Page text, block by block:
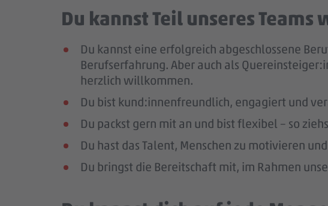
Du kannst Teil unseres Teams
Du kannst eine erfolgreich abgeschlossene
Berufserfahrung. Aber auch als
herzlich willkommen.
Du bist kund:innenfreundlich, engagiert und
Du packst gern mit an und bist flexibel – so
Du hast das Talent, Menschen zu motivieren
Du bringst die Bereitschaft mit, im Rahmen